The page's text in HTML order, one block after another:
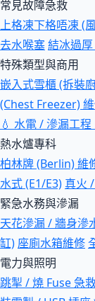
常見故障急救
上格凍下格唔凍 (
去水喉塞結冰過
特殊類型與商用
嵌入式雪櫃 (拆裝
(Chest Freezer)
💧 水電 / 滲漏工程
熱水爐專科
柏林牌 (Berlin) 維
水式 (E1/E3) 真火
緊急水務與滲漏
天花滲漏 / 牆身滲
缸) 座廁水箱維修
電力與照明
跳掣 / 燒 Fuse 急